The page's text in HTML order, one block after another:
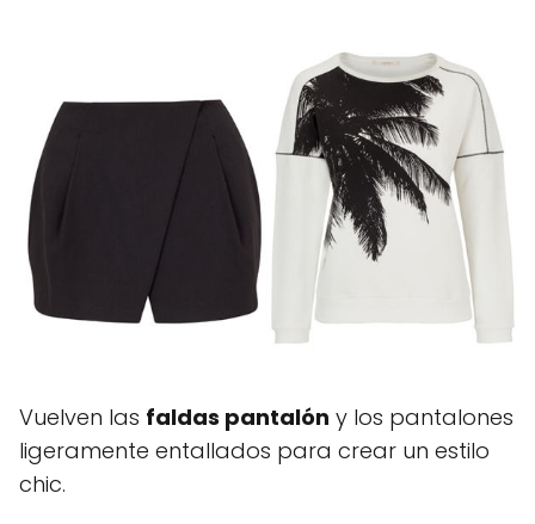
Vuelven las faldas pantalón y los pantalones
ligeramente entallados para crear un estilo
chic.